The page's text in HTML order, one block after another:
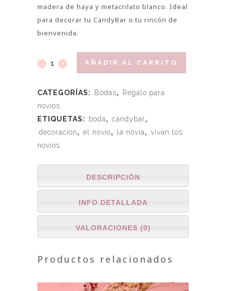
madera de haya y metacrilato blanco. Ideal
para decorar tu CandyBar o tu rincón de
bienvenida.
AÑADIR AL CARRITO
CATEGORÍAS: Bodas,
Regalo para
novios
ETIQUETAS:
boda, candybar,
decoración, el novio, la novia, vivan los
novios
DESCRIPCIÓN
INFO DETALLADA
VALORACIONES (0)
Productos relacionados